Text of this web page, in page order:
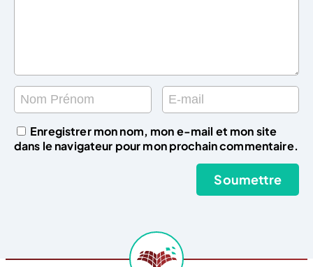
Enregistrer mon nom, mon e-mail et mon site
dans le navigateur pour mon prochain commentaire.